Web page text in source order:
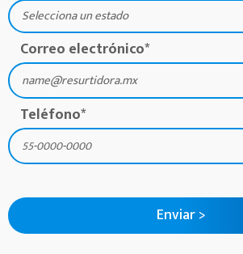
Correo electrónico*
Teléfono*